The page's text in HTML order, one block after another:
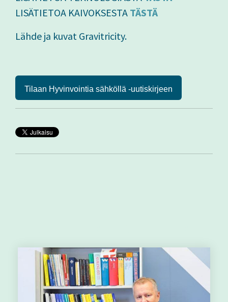
LISÄTIETOA KAIVOKSESTA TÄSTÄ
Lähde ja kuvat Gravitricity.
Tilaan Hyvinvointia sähköllä -uutiskirjeen